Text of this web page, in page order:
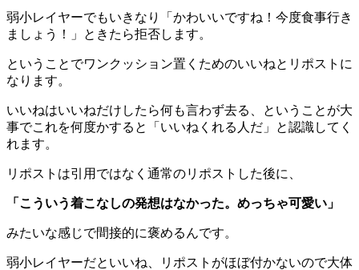
弱小レイヤーでもいきなり「かわいいですね！今度食事行き
ましょう！」ときたら拒否します。
ということでワンクッション置くためのいいねとリポストに
なります。
いいねはいいねだけしたら何も言わず去る、ということが大
事でこれを何度かすると「いいねくれる人だ」と認識してく
れます。
リポストは引用ではなく通常のリポストした後に、
「こういう着こなしの発想はなかった。めっちゃ可愛い」
みたいな感じで間接的に褒めるんです。
弱小レイヤーだといいね、リポストがほぼ付かないので大体